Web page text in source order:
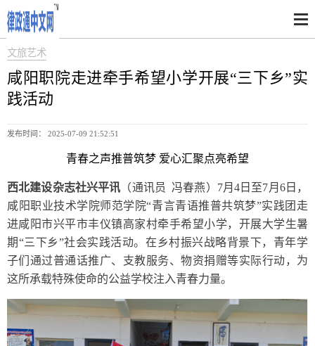
文旅艺术
咸阳职院走进牵手希望小学开展“三下乡”实
践活动
发布时间： 2025-07-09 21:52:51
青春之声推普筑梦 爱心汇聚点亮希望
西北建设杂志社兴平讯 （通讯员 冯春燕）7月4日至7月6日，
咸阳职业技术学院师范学院“青言青语推普共筑梦”实践团走
进咸阳市兴平市丰仪镇高家村牵手希望小学，开展大学生暑
期“三下乡”社会实践活动。在乡村振兴战略背景下，青年学
子们通过普通话推广、支教服务、物资捐赠等实际行动，为
这所承载特殊使命的公益学校注入青春力量。